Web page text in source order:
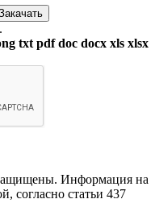
.
txt pdf doc docx xls xlsx
Информация на
согласно статьи 437